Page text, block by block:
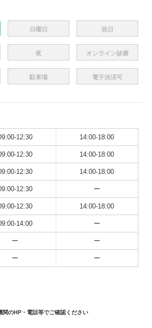
日曜日 祝日
夜 オンライン診療
駐車場 電子決済可
12:30 14:00-18:00
12:30 14:00-18:00
12:30 14:00-18:00
12:30 ー
12:30 14:00-18:00
14:00 ー
ー ー
ー ー
関のHP・電話等でご確認ください